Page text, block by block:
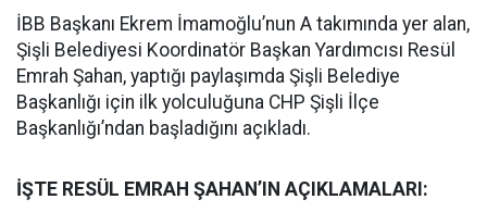
İBB Başkanı Ekrem İmamoğlu’nun A takımında yer alan,
Şişli Belediyesi Koordinatör Başkan Yardımcısı Resül
Emrah Şahan, yaptığı paylaşımda Şişli Belediye
Başkanlığı için ilk yolculuğuna CHP Şişli İlçe
Başkanlığı’ndan başladığını açıkladı.
İŞTE RESÜL EMRAH ŞAHAN’IN AÇIKLAMALARI: